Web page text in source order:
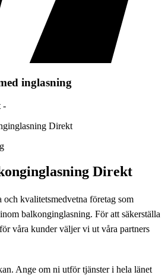
inglasning
-
Direkt
och kvalitetsmedvetna företag som
balkonginglasning. För att säkerställa
våra kunder väljer vi ut våra partners
Ange om ni utför tjänster i hela länet